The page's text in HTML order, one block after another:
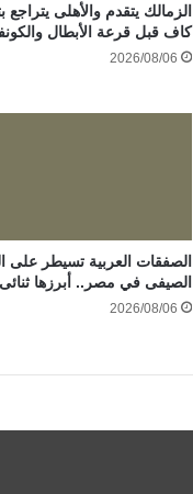
الزمالك يتقدم والأهلى يتراجع
كاف قبل قرعة الأبطال
2026/08/06
الصفقات العربية تسيطر على
الصيفى في مصر.. أبرزها ثنائى
2026/08/06